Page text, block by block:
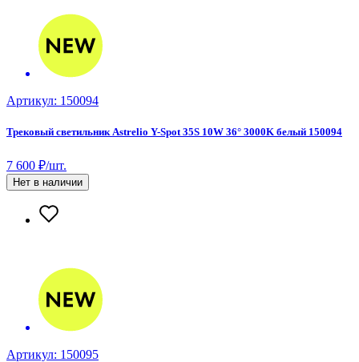
Артикул: 150094
Трековый светильник Astrelio Y-Spot 35S 10W 36° 3000K белый 150094
7 600 ₽/шт.
Нет в наличии
Артикул: 150095